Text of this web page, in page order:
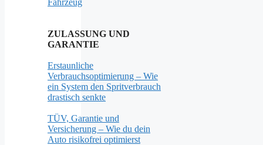
ZULASSUNG UND
GARANTIE
Erstaunliche
Verbrauchsoptimierung – Wie
ein System den Spritverbrauch
drastisch senkte
TÜV, Garantie und
Versicherung – Wie du dein
Auto risikofrei optimierst